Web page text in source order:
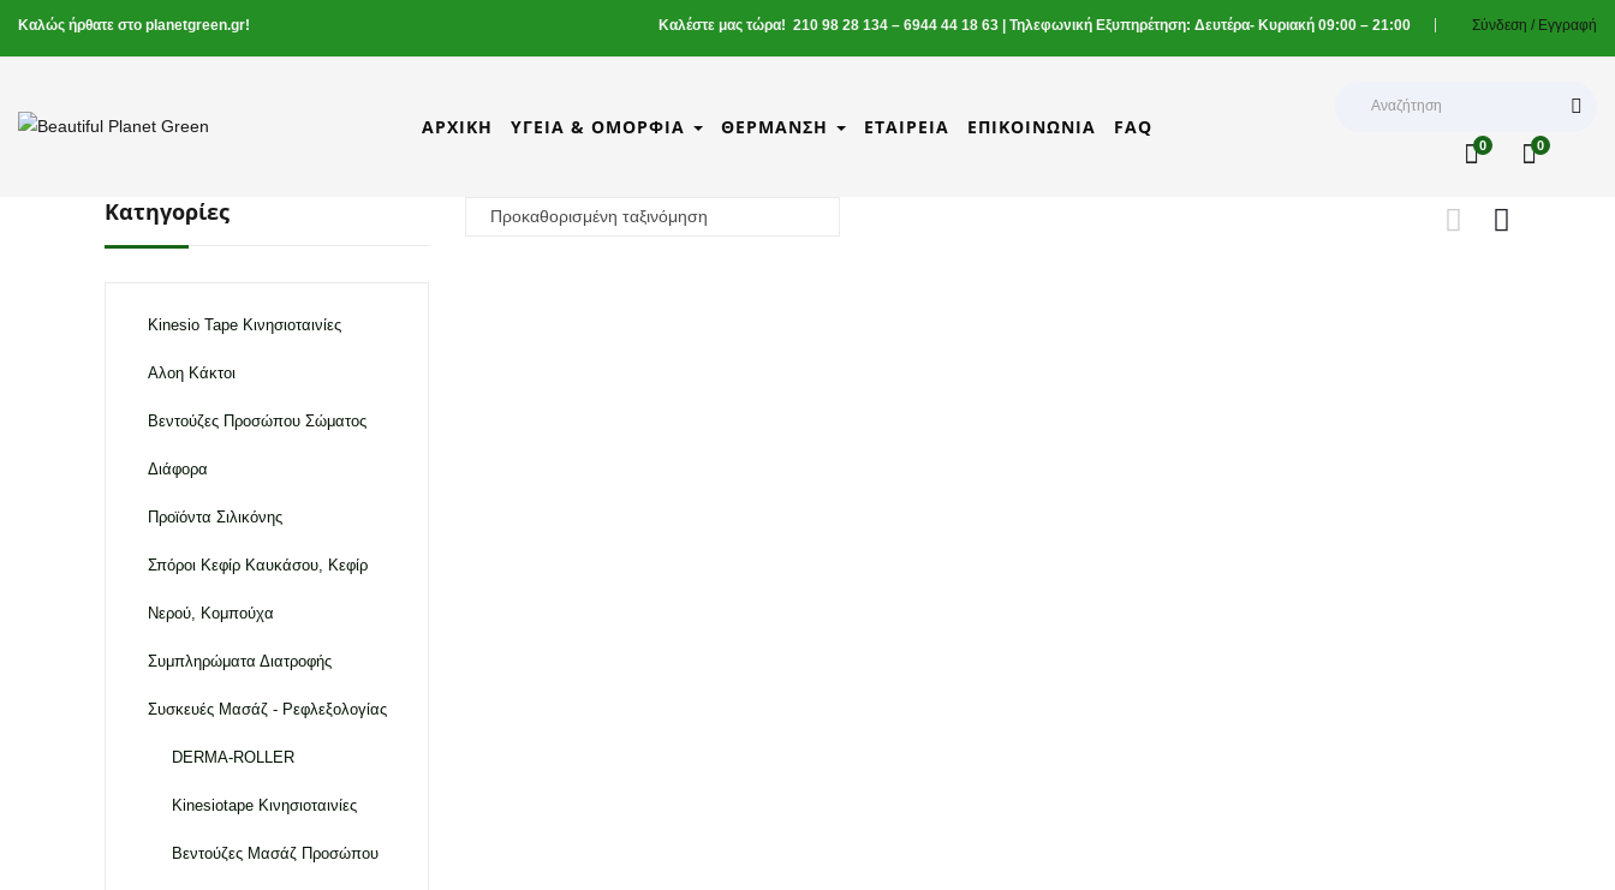
Καλώς ήρθατε στο planetgreen.gr! Σύνδεση / Εγγραφή
Καλέστε μας τώρα! 210 98 28 134 – 6944 44 18 63 | Τηλεφωνική Εξυπηρέτηση: Δευτέρα- Κυριακή 09:00 – 21:00
ΑΡΧΙΚΉ ΥΓΕΊΑ & ΟΜΟΡΦΙΆ ΘΈΡΜΑΝΣΗ ΕΤΑΙΡΕΊΑ ΕΠΙΚΟΙΝΩΝΊΑ FAQ
0
0
Κατηγορίες
Kinesio Tape Κινησιοταινίες
Αλοη Κάκτοι
Βεντούζες Προσώπου Σώματος
Διάφορα
Προϊόντα Σιλικόνης
Σπόροι Κεφίρ Καυκάσου, Κεφίρ
Νερού, Κομπούχα
Συμπληρώματα Διατροφής
Συσκευές Μασάζ - Ρεφλεξολογίας
DERMA-ROLLER
Kinesiotape Κινησιοταινίες
Βεντούζες Μασάζ Προσώπου